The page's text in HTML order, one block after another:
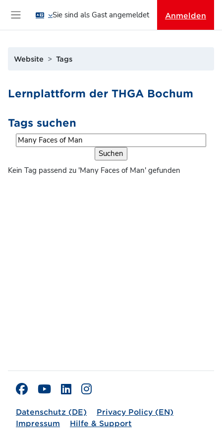
Sie sind als Gast angemeldet Anmelden
Website Tags
Lernplattform der THGA Bochum
Tags suchen
Tags suchen
Kein Tag passend zu 'Many Faces of Man' gefunden
Datenschutz (DE)
Privacy Policy (EN)
Impressum
Hilfe & Support